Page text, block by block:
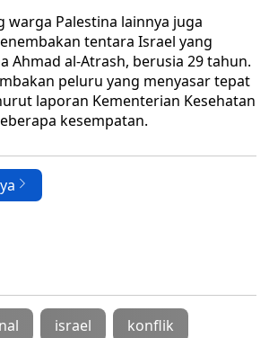
warga Palestina lainnya juga
tentara Israel yang
Ahmad al-Atrash, berusia 29 tahun.
peluru yang menyasar tepat
laporan Kementerian Kesehatan
kesempatan.
israel konflik